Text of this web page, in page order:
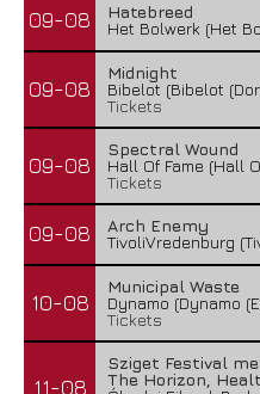
09-08
Hatebreed
Het Bolwerk (Het
09-08
Midnight
Bibelot (Bibelot
Tickets
09-08
Spectral Wound
Hall Of Fame (Hall
Tickets
09-08
Arch Enemy
TivoliVredenburg
10-08
Municipal Waste
Dynamo (Dynamo
Tickets
11-08
Sziget Festival
The Horizon,